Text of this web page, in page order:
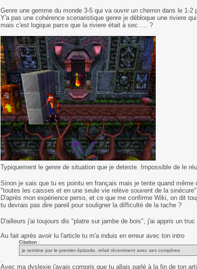
Genre une gemme du monde 3-5 qui va ouvrir un chemin dans le 1-2
Y'a pas une cohérence scenaristique genre je débloque une riviere
mais c'est logique parce que la riviere était à sec .... ?
Typiquement le genre de situation que je deteste. Impossible de le
Sinon je sais que tu es pointu en français mais je tente quand même
"toutes les caisses et en une seule vie relève souvent de la sinécure"
D'après mon expérience perso, et ce que me confirme Wiki, on dit
tu devrais pas dire pareil pour souligner la difficulté de la tache ?
D'ailleurs j'ai toujours dis "platre sur jambe de bois", j'ai appris un
Au fait après avoir lu l'article tu m'a induis en erreur avec ton intro
Citation:
je termine par le premier épisode, refait récemment avec ses compères
.
Avec ma dyslexie j'avais compris que tu allais parlé à la fin de ton